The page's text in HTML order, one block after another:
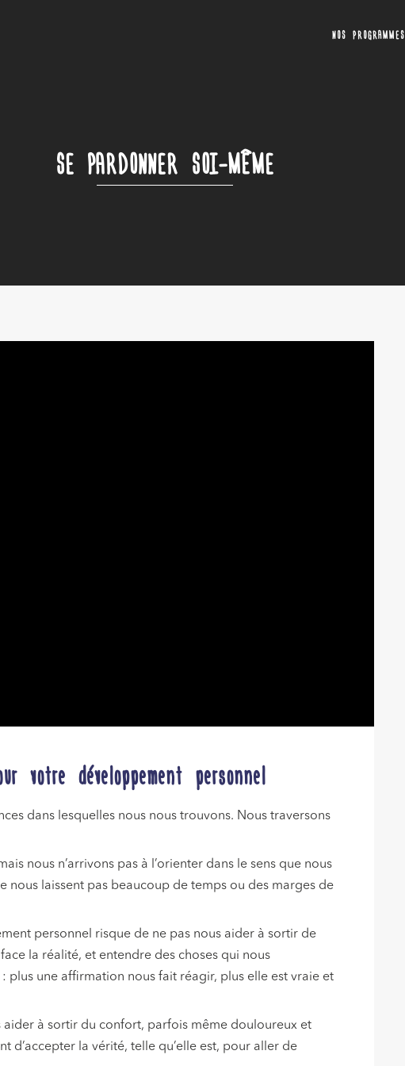
NOS PROGRAMMES
SE PARDONNER SOI-MÊME
votre développement personnel
dans lesquelles nous nous trouvons. Nous traversons
nous n’arrivons pas à l’orienter dans le sens que nous
nous laissent pas beaucoup de temps ou des marges de
personnel risque de ne pas nous aider à sortir de
la réalité, et entendre des choses qui nous
plus une affirmation nous fait réagir, plus elle est vraie et
aider à sortir du confort, parfois même douloureux et
d’accepter la vérité, telle qu’elle est, pour aller de